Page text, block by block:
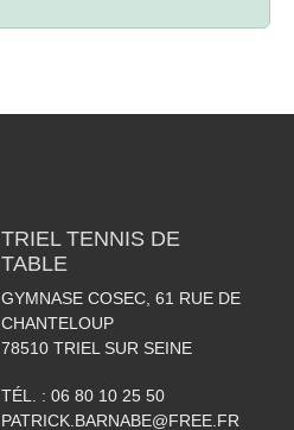
TRIEL TENNIS DE
TABLE
GYMNASE COSEC, 61 RUE DE
CHANTELOUP
78510 TRIEL SUR SEINE
TÉL. : 06 80 10 25 50
PATRICK.BARNABE@FREE.FR